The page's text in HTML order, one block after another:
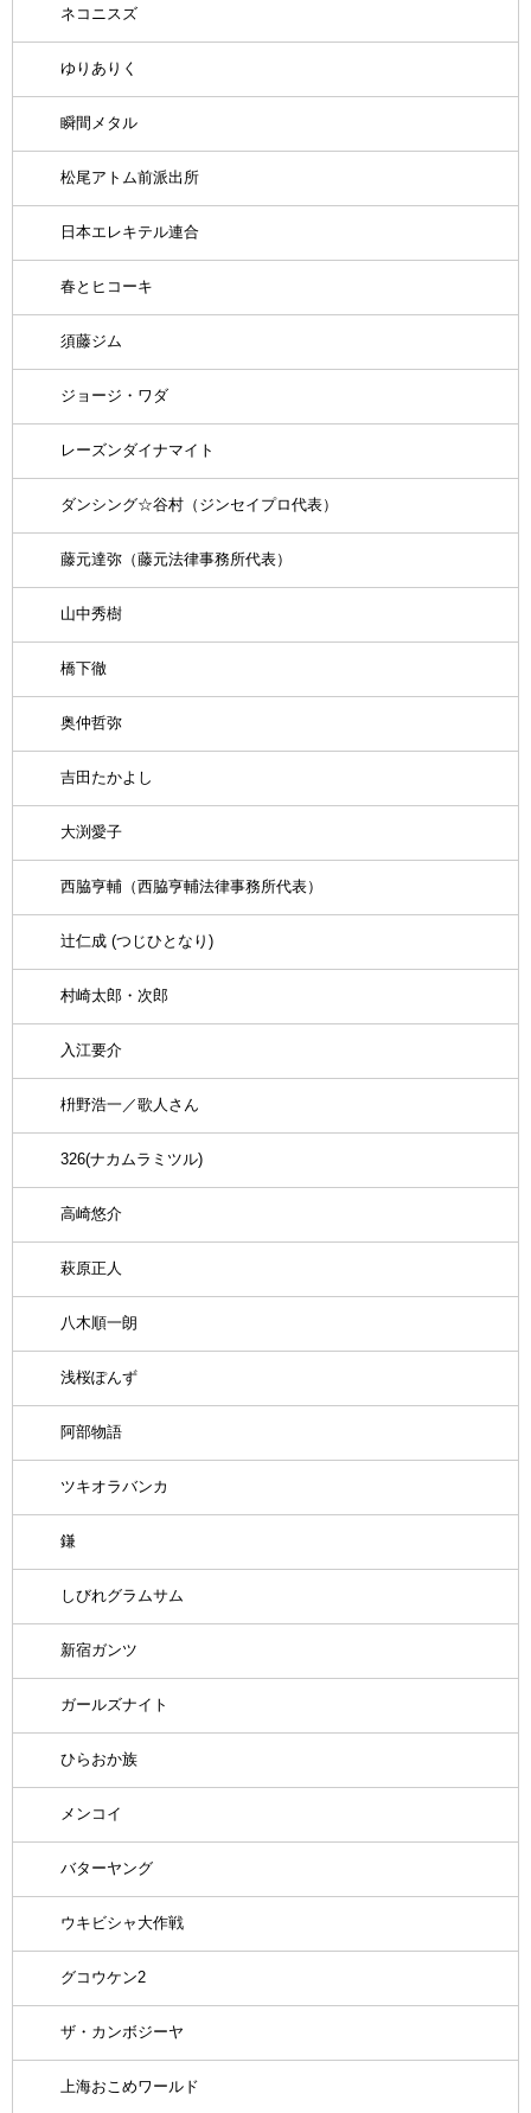
ネコニスズ
ゆりありく
瞬間メタル
松尾アトム前派出所
日本エレキテル連合
春とヒコーキ
須藤ジム
ジョージ・ワダ
レーズンダイナマイト
ダンシング☆谷村（ジンセイプロ代表）
藤元達弥（藤元法律事務所代表）
山中秀樹
橋下徹
奥仲哲弥
吉田たかよし
大渕愛子
西脇亨輔（西脇亨輔法律事務所代表）
辻仁成 (つじひとなり)
村崎太郎・次郎
入江要介
枡野浩一／歌人さん
326(ナカムラミツル)
高崎悠介
萩原正人
八木順一朗
浅桜ぽんず
阿部物語
ツキオラバンカ
鎌
しびれグラムサム
新宿ガンツ
ガールズナイト
ひらおか族
メンコイ
バターヤング
ウキビシャ大作戦
グコウケン2
ザ・カンボジーヤ
上海おこめワールド